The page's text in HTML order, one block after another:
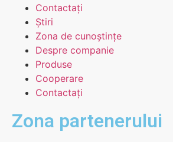
Contactați
Știri
Zona de cunoștințe
Despre companie
Produse
Cooperare
Contactați
Zona partenerului